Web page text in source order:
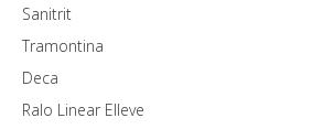
Sanitrit
Tramontina
Deca
Ralo Linear Elleve